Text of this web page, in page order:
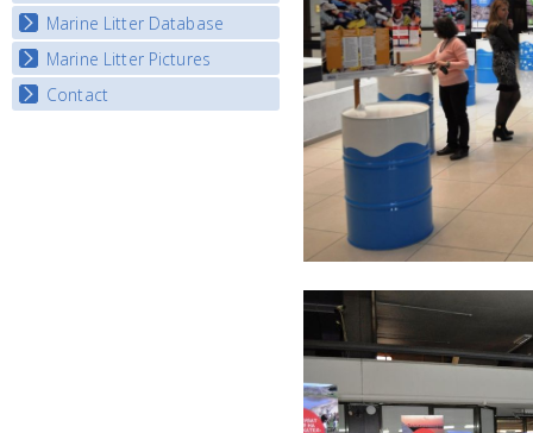
Marine Litter Database
Marine Litter Pictures
Contact